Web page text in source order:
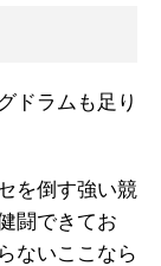
ドラムも足り
を倒す強い競
闘できてお
ないここなら